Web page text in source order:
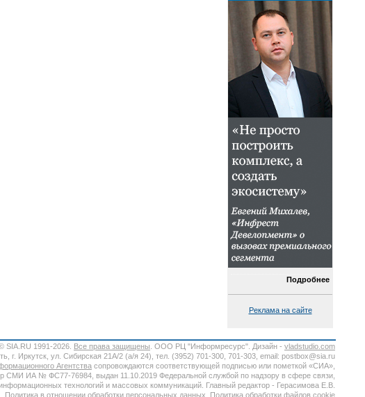
Подробнее
Реклама на сайте
SIA.RU 1991-2026. Все права защищены . ООО РЦ "Информресурс". Дизайн - vladstudio.com
г. Иркутск, ул. Сибирская 21А/2 (а/я 24), тел. (3952) 701-300, 701-303, email: postbox@sia.ru
Агентства сопровождаются соответствующей подписью или пометкой «СИА»,
СМИ ИА № ФС77-76984, выдан 11.10.2019 Федеральной службой по надзору в сфере связи,
технологий и массовых коммуникаций. Главный редактор - Герасимова Е.В.
Политика в отношении обработки персональных данных.
Политика обработки файлов cookie